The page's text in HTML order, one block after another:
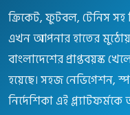
ক্রিকেট, ফুটবল, টেনিস সহ
এখন আপনার হাতের মুঠোয়।
বাংলাদেশের প্রাপ্তবয়স্ক
হয়েছে। সহজ নেভিগেশন,
নির্দেশিকা এই